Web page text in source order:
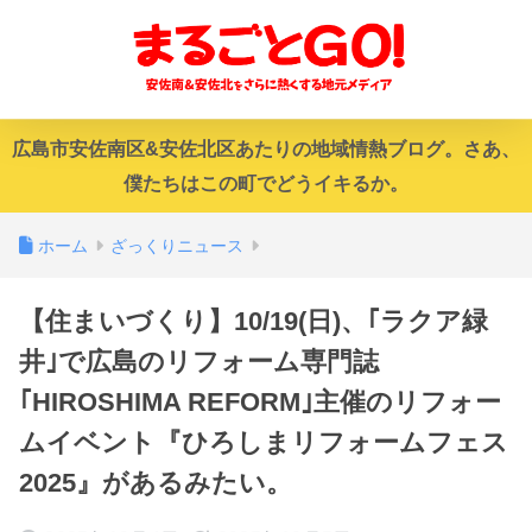
広島市安佐南区&安佐北区あたりの地域情熱ブログ。さあ、
僕たちはこの町でどうイキるか。
ホーム ざっくりニュース
【住まいづくり】10/19(日)、｢ラクア緑
井｣で広島のリフォーム専門誌
｢HIROSHIMA REFORM｣主催のリフォー
ムイベント『ひろしまリフォームフェス
2025』があるみたい。